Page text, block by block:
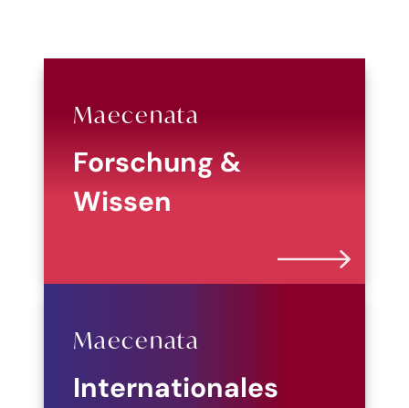
Maecenata
Forschung &
Wissen
Maecenata
Internationales